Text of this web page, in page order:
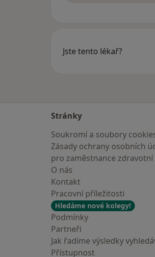
Jste tento lékař?
Stránky
Soukromí a soubory
Zásady ochrany osobních
pro zaměstnance zdravotní
O nás
Kontakt
Pracovní příležitosti
Hledáme nové kolegy!
Podmínky
Partneři
Jak řadíme výsledky
Přístupnost